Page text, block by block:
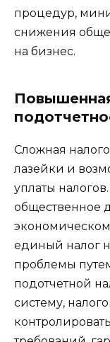
процедур,
снижения
на бизнес.
Сложная
лазейки и
уплаты
общественное
единый налог
проблемы
подотчетной
систему,